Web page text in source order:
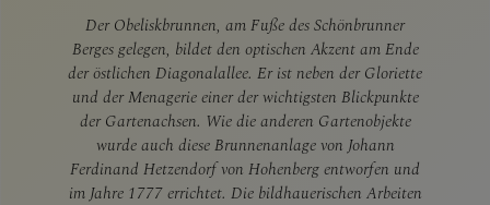
Der Obeliskbrunnen, am Fuße des Schönbrunner
Berges gelegen, bildet den optischen Akzent am Ende
der östlichen Diagonalallee. Er ist neben der Gloriette
und der Menagerie einer der wichtigsten Blickpunkte
der Gartenachsen. Wie die anderen Gartenobjekte
wurde auch diese Brunnenanlage von Johann
Ferdinand Hetzendorf von Hohenberg entworfen und
im Jahre 1777 errichtet. Die bildhauerischen Arbeiten